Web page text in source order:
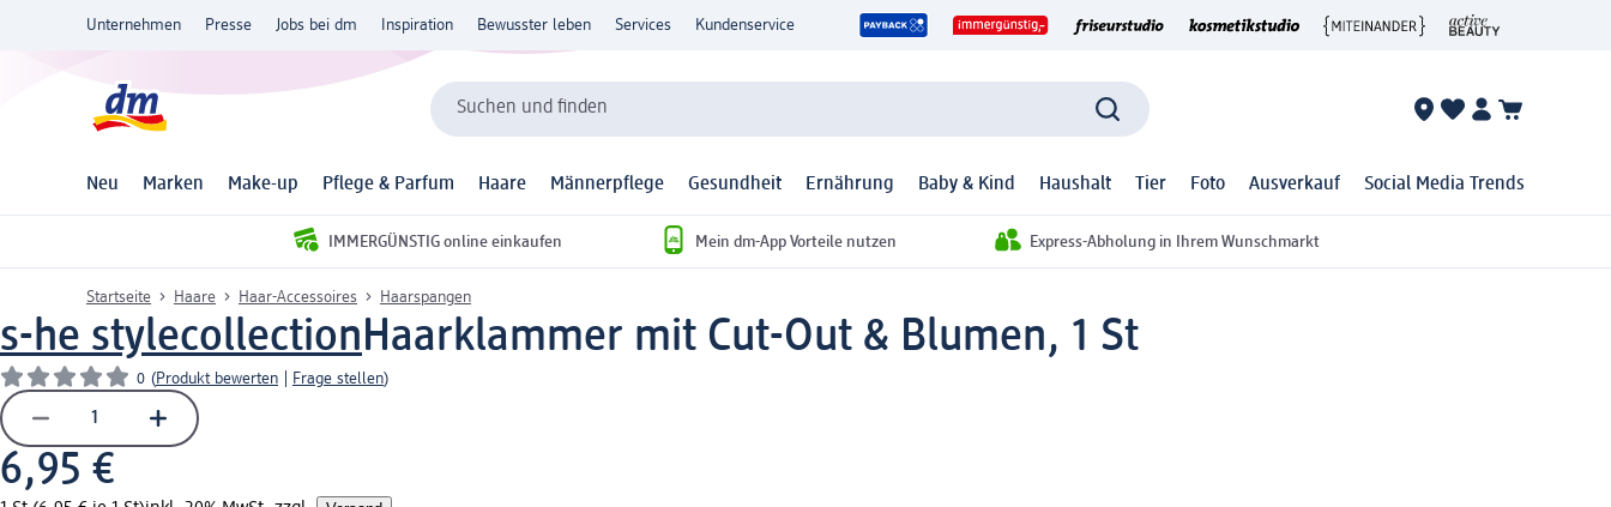
Unternehmen Presse Jobs bei dm Inspiration Bewusster leben Services Kundenservice
Suchen und finden
Neu Marken Make-up Pflege & Parfum Haare Männerpflege Gesundheit Ernährung Baby & Kind Haushalt Tier Foto Ausverkauf Social Media Trends
IMMERGÜNSTIG online einkaufen Mein dm-App Vorteile nutzen Express-Abholung in Ihrem Wunschmarkt
Startseite Haare Haar-Accessoires Haarspangen
s-he stylecollectionHaarklammer mit Cut-Out & Blumen, 1 St
0 (Produkt bewerten Frage stellen)
6,95 €